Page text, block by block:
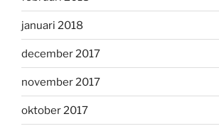
januari 2018
december 2017
november 2017
oktober 2017